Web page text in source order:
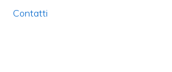
Contatti